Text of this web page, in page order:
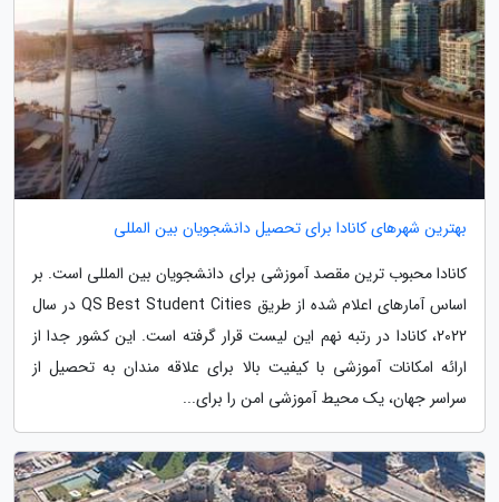
بهترین شهرهای کانادا برای تحصیل دانشجویان بین المللی
کانادا محبوب ترین مقصد آموزشی برای دانشجویان بین المللی است. بر
اساس آمارهای اعلام شده از طریق QS Best Student Cities در سال
2022، کانادا در رتبه نهم این لیست قرار گرفته است. این کشور جدا از
ارائه امکانات آموزشی با کیفیت بالا برای علاقه مندان به تحصیل از
سراسر جهان، یک محیط آموزشی امن را برای...